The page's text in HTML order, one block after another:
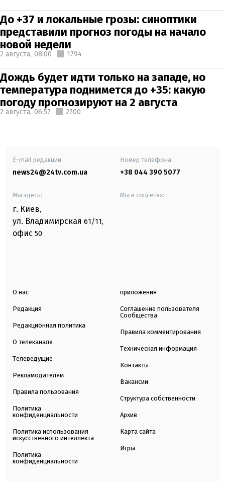
До +37 и локальные грозы: синоптики
представили прогноз погоды на начало
новой недели
2 августа, 08:00 1794
Дождь будет идти только на западе, но
температура поднимется до +35: какую
погоду прогнозируют на 2 августа
2 августа, 06:57 2700
E-mail редакции
news24@24tv.com.ua
Номер телефона:
+38 044 390 5077
Мы здесь:
г. Киев,
ул. Владимирская 61/11,
офис 50
Мы в соцсетях:
О нас
Редакция
Редакционная политика
О телеканале
Телеведущие
Рекламодателям
Правила пользования
Политика
конфиденциальности
Политика использования
искусственного интеллекта
Политика
конфиденциальности
приложения
Соглашение пользователя
Сообщества
Правила комментирования
Техническая информация
Контакты
Вакансии
Структура собственности
Архив
Карта сайта
Игры